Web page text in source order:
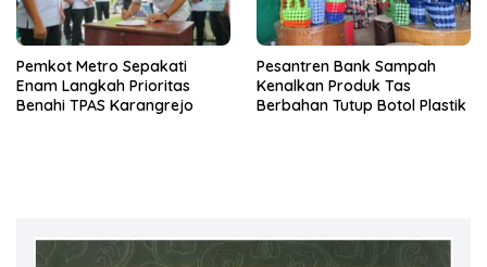
Pemkot Metro Sepakati
Enam Langkah Prioritas
Benahi TPAS Karangrejo
Pesantren Bank Sampah
Kenalkan Produk Tas
Berbahan Tutup Botol Plastik